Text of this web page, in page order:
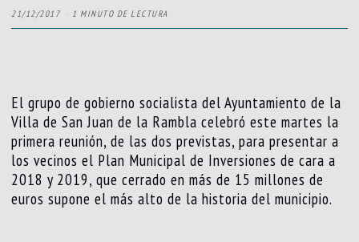
21/12/2017 1 MINUTO DE LECTURA
El grupo de gobierno socialista del Ayuntamiento de la
Villa de San Juan de la Rambla celebró este martes la
primera reunión, de las dos previstas, para presentar a
los vecinos el Plan Municipal de Inversiones de cara a
2018 y 2019, que cerrado en más de 15 millones de
euros supone el más alto de la historia del municipio.